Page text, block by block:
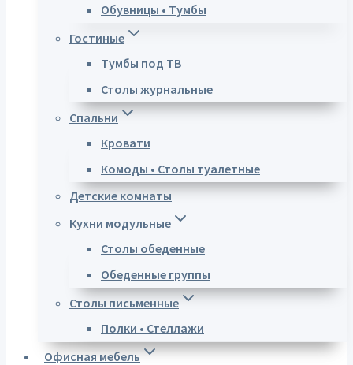
Обувницы • Тумбы
Гостиные
Тумбы под ТВ
Столы журнальные
Спальни
Кровати
Комоды • Столы туалетные
Детские комнаты
Кухни модульные
Столы обеденные
Обеденные группы
Столы письменные
Полки • Стеллажи
Офисная мебель